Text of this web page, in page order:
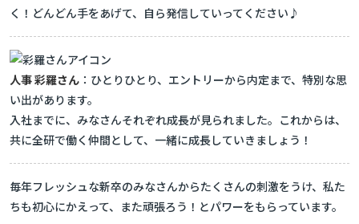
く！どんどん手をあげて、自ら発信していってください♪
人事 彩羅さん ：ひとりひとり、エントリーから内定まで、特別な思
い出があります。
入社までに、みなさんそれぞれ成長が見られました。これからは、
共に全研で働く仲間として、一緒に成長していきましょう！
毎年フレッシュな新卒のみなさんからたくさんの刺激をうけ、私た
ちも初心にかえって、また頑張ろう！とパワーをもらっています。